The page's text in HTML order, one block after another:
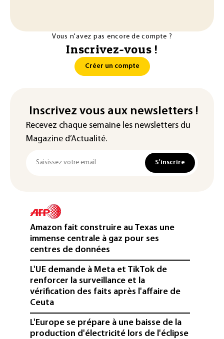
Vous n'avez pas encore de compte ?
Inscrivez-vous !
Créer un compte
Inscrivez vous aux newsletters !
Recevez chaque semaine les newsletters du
Magazine d’Actualité.
S'inscrire
Amazon fait construire au Texas une
immense centrale à gaz pour ses
centres de données
L'UE demande à Meta et TikTok de
renforcer la surveillance et la
vérification des faits après l'affaire de
Ceuta
L'Europe se prépare à une baisse de la
production d'électricité lors de l'éclipse